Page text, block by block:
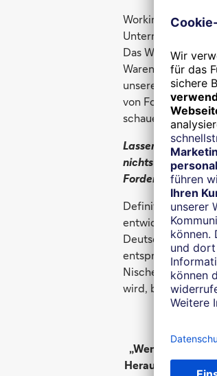
Working-Capital-
Unternehmen als
Das Wachstum
Waren in der
unsere
von Forderungen
schauen, sondern
Lassen Sie uns
nichts anderes
Forderungen
Definitiv.
entwickelt. Auch
Deutschem
entspricht 9,3
Nische sprechen.
wird, bei dem der
„Wenn ein